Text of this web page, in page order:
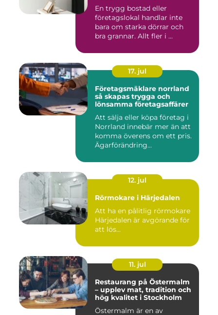
En trygg bostad eller
företagslokal handlar inte
bara om starka dörrar och
bra grannar. Allt fler i ...
17. jul
Företagsmäklare norrland
så skapas trygga och
lönsamma företagsaffärer
Att sälja eller köpa företag i
Norrland innebär mer än att
komma överens om ett pris.
Ägarförändring...
12. jul
Rörmokare i Härjedalen
Att ha en pålitlig rörmokare
Härjedalen är avgörande för
att lös...
11. jul
Restaurang på Östermalm
– upplev mat, tradition och
hög kvalitet i Stockholm
Östermalm är en av